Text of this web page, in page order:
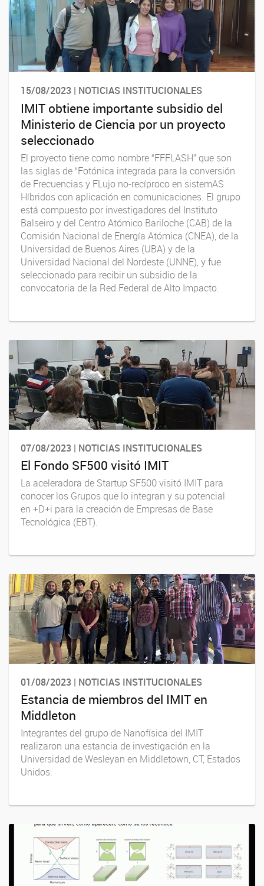
15/08/2023 | NOTICIAS INSTITUCIONALES
IMIT obtiene importante subsidio del
Ministerio de Ciencia por un proyecto
seleccionado
El proyecto tiene como nombre “FFFLASH” que son
las siglas de “Fotónica integrada para la conversión
de Frecuencias y FLujo no-recíproco en sistemAS
Híbridos con aplicación en comunicaciones. El grupo
está compuesto por investigadores del Instituto
Balseiro y del Centro Atómico Bariloche (CAB) de la
Comisión Nacional de Energía Atómica (CNEA), de la
Universidad de Buenos Aires (UBA) y de la
Universidad Nacional del Nordeste (UNNE), y fue
seleccionado para recibir un subsidio de la
convocatoria de la Red Federal de Alto Impacto.
07/08/2023 | NOTICIAS INSTITUCIONALES
El Fondo SF500 visitó IMIT
La aceleradora de Startup SF500 visitó IMIT para
conocer los Grupos que lo integran y su potencial
en +D+i para la creación de Empresas de Base
Tecnológica (EBT).
01/08/2023 | NOTICIAS INSTITUCIONALES
Estancia de miembros del IMIT en
Middleton
Integrantes del grupo de Nanofísica del IMIT
realizaron una estancia de investigación en la
Universidad de Wesleyan en Middletown, CT, Estados
Unidos.